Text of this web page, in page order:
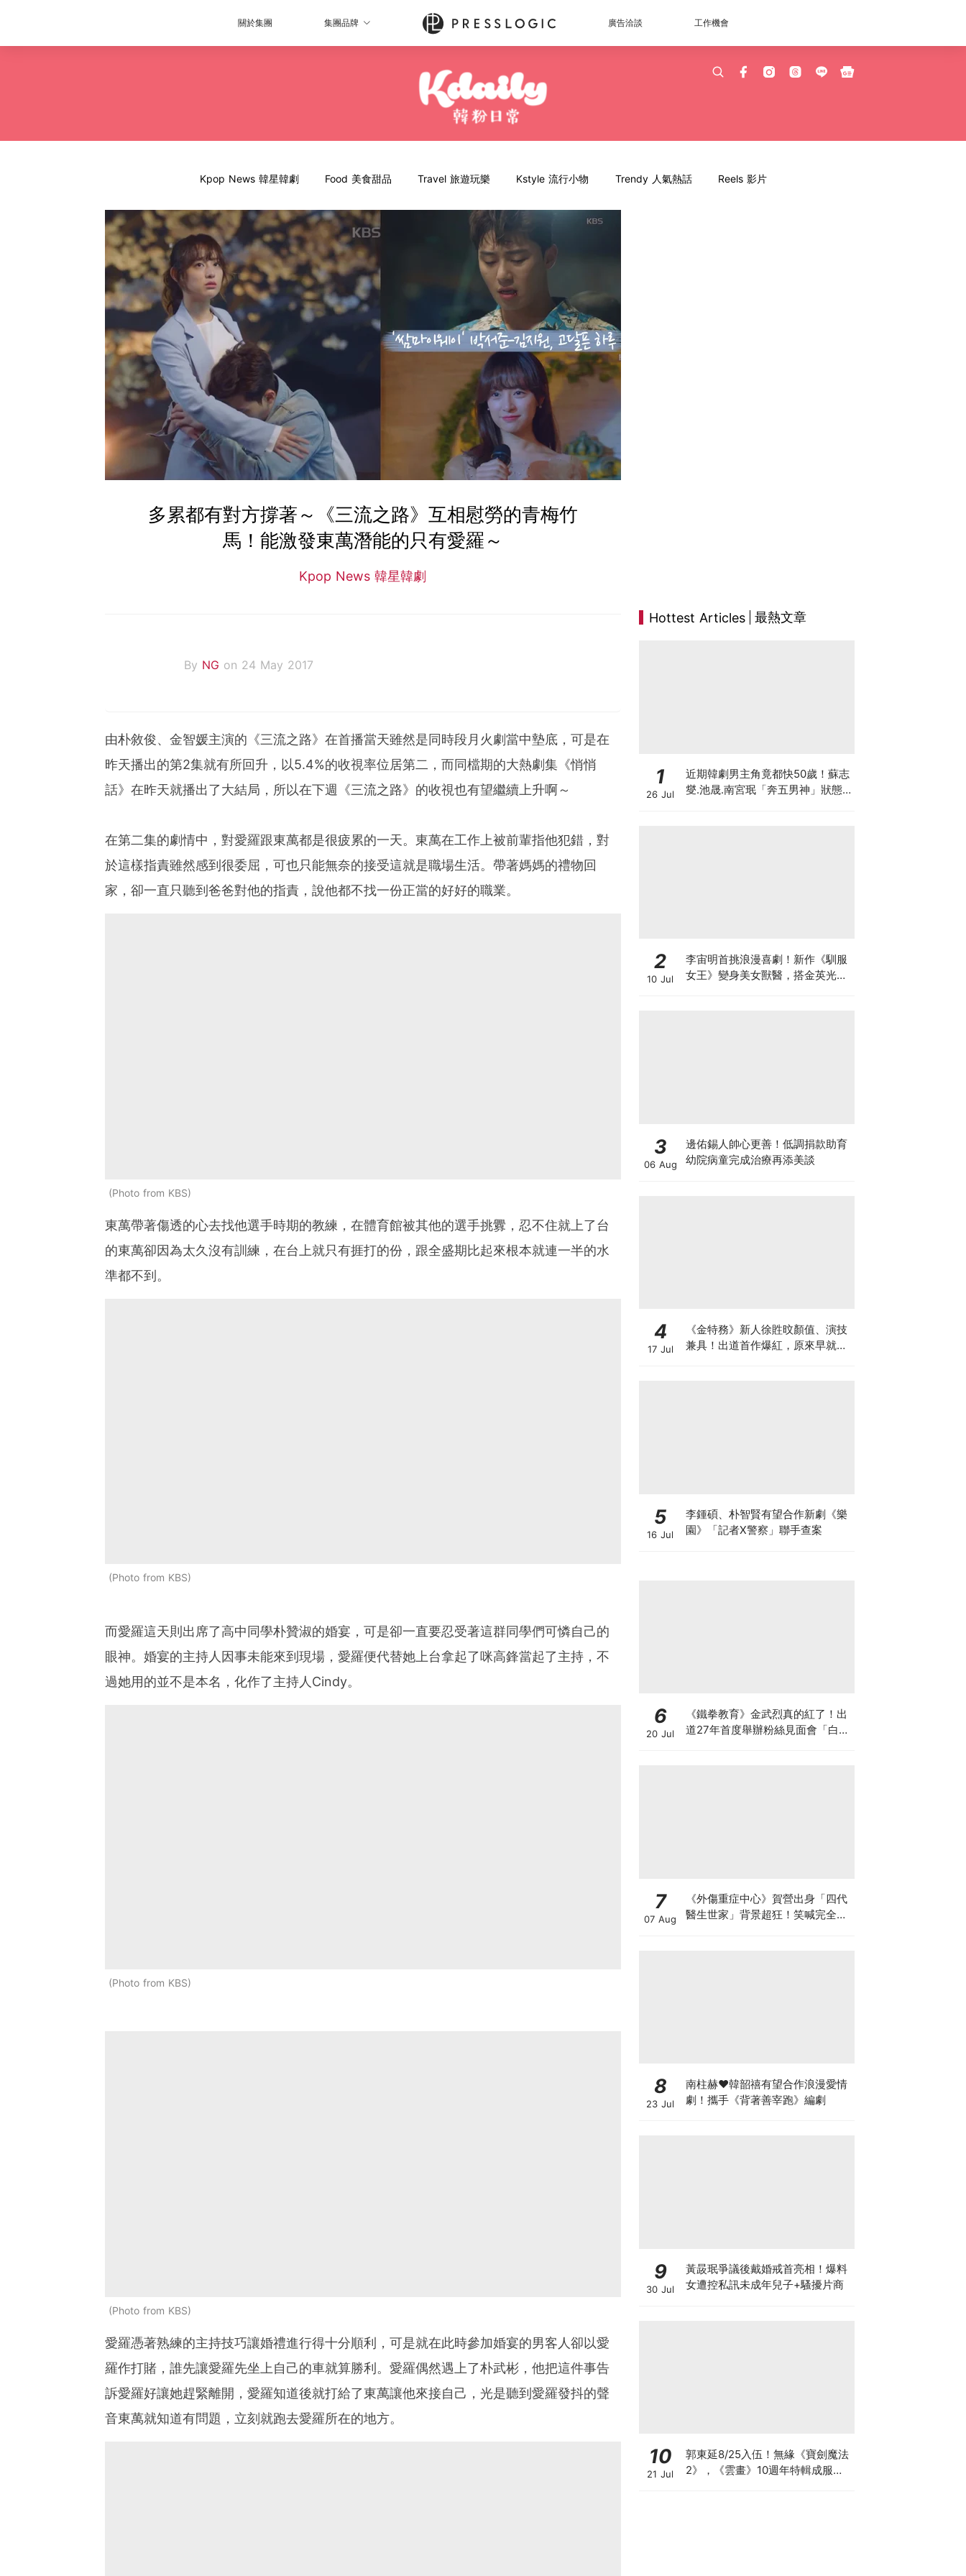
關於集團 集團品牌 廣告洽談 工作機會
Kpop News 韓星韓劇 Food 美食甜品 Travel 旅遊玩樂 Kstyle 流行小物 Trendy 人氣熱話 Reels 影片
多累都有對方撐著～《三流之路》互相慰勞的青梅竹
馬！能激發東萬潛能的只有愛羅～
Kpop News 韓星韓劇
By NG on 24 May 2017
由朴敘俊、金智媛主演的《三流之路》在首播當天雖然是同時段月火劇當中墊底，可是在
昨天播出的第2集就有所回升，以5.4%的收視率位居第二，而同檔期的大熱劇集《悄悄
話》在昨天就播出了大結局，所以在下週《三流之路》的收視也有望繼續上升啊～
在第二集的劇情中，對愛羅跟東萬都是很疲累的一天。東萬在工作上被前輩指他犯錯，對
於這樣指責雖然感到很委屈，可也只能無奈的接受這就是職場生活。帶著媽媽的禮物回
家，卻一直只聽到爸爸對他的指責，說他都不找一份正當的好好的職業。
Photo from KBS
東萬帶著傷透的心去找他選手時期的教練，在體育館被其他的選手挑釁，忍不住就上了台
的東萬卻因為太久沒有訓練，在台上就只有捱打的份，跟全盛期比起來根本就連一半的水
準都不到。
Photo from KBS
而愛羅這天則出席了高中同學朴贊淑的婚宴，可是卻一直要忍受著這群同學們可憐自己的
眼神。婚宴的主持人因事未能來到現場，愛羅便代替她上台拿起了咪高鋒當起了主持，不
過她用的並不是本名，化作了主持人Cindy。
Photo from KBS
Photo from KBS
愛羅憑著熟練的主持技巧讓婚禮進行得十分順利，可是就在此時參加婚宴的男客人卻以愛
羅作打賭，誰先讓愛羅先坐上自己的車就算勝利。愛羅偶然遇上了朴武彬，他把這件事告
訴愛羅好讓她趕緊離開，愛羅知道後就打給了東萬讓他來接自己，光是聽到愛羅發抖的聲
音東萬就知道有問題，立刻就跑去愛羅所在的地方。
Hottest Articles 最熱文章
1
26 Jul
近期韓劇男主角竟都快50歲！蘇志
燮.池晟.南宮珉「奔五男神」狀態
2
10 Jul
李宙明首挑浪漫喜劇！新作《馴服
女王》變身美女獸醫，搭金英光組
3
06 Aug
邊佑錫人帥心更善！低調捐款助育
幼院病童完成治療再添美談
4
17 Jul
《金特務》新人徐貹旼顏值、演技
兼具！出道首作爆紅，原來早就是
5
16 Jul
李鍾碩、朴智賢有望合作新劇《樂
園》「記者X警察」聯手查案
6
20 Jul
《鐵拳教育》金武烈真的紅了！出
道27年首度舉辦粉絲見面會「白西
7
07 Aug
《外傷重症中心》賀營出身「四代
醫生世家」背景超狂！笑喊完全沒
8
23 Jul
南柱赫♥韓韶禧有望合作浪漫愛情
劇！攜手《背著善宰跑》編劇
9
30 Jul
黃晸珉爭議後戴婚戒首亮相！爆料
女遭控私訊未成年兒子+騷擾片商
10
21 Jul
郭東延8/25入伍！無緣《寶劍魔法
2》，《雲畫》10週年特輯成服役